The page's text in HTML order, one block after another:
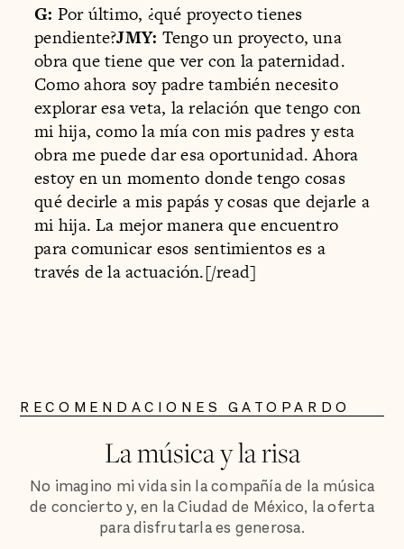
G: Por último, ¿qué proyecto tienes
pendiente?JMY: Tengo un proyecto, una
obra que tiene que ver con la paternidad.
Como ahora soy padre también necesito
explorar esa veta, la relación que tengo con
mi hija, como la mía con mis padres y esta
obra me puede dar esa oportunidad. Ahora
estoy en un momento donde tengo cosas
qué decirle a mis papás y cosas que dejarle a
mi hija. La mejor manera que encuentro
para comunicar esos sentimientos es a
través de la actuación.[/read]
RECOMENDACIONES GATOPARDO
La música y la risa
No imagino mi vida sin la compañía de la música
de concierto y, en la Ciudad de México, la oferta
para disfrutarla es generosa.